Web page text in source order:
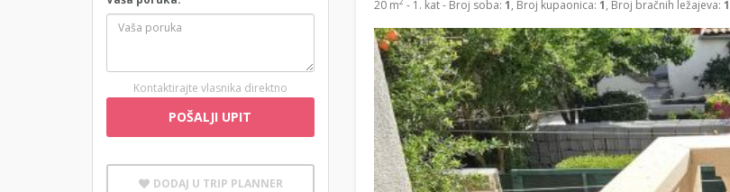
Kontaktirajte vlasnika direktno
POŠALJI UPIT
DODAJ U TRIP PLANNER
20 m - 1. kat - Broj soba: 1, Broj kupaonica: 1, Broj bračnih ležajeva: 1